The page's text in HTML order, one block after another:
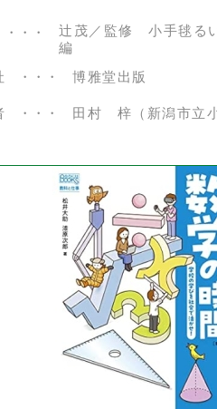
辻茂／監修 小手毬る
編
博雅堂出版
田村 梓（新潟市立